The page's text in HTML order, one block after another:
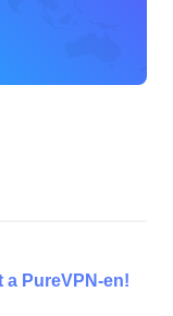
a PureVPN-en!